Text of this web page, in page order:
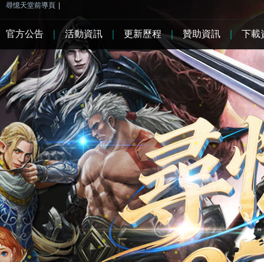
尋憶天堂前導頁